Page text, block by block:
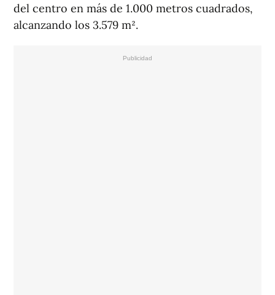
del centro en más de 1.000 metros cuadrados,
alcanzando los 3.579 m².